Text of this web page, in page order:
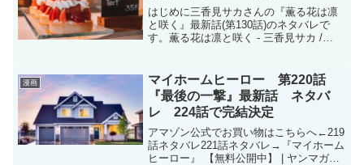
はじめに三香見サカさんの『薫る花は凛
と咲く』最新話(第130話)のネタバレで
す。薫る花は凛と咲く - 三香見サカ /
現在、コミックスは14巻まで発売中で
す...
漫画
マイホームヒーロー 第220話
『最後の一撃』最新話 ネタバ
レ 224話で完結決定
アマゾン公式でお買い物はこちらへ←219
話ネタバレ221話ネタバレ→『マイホーム
ヒーロー』 【無料公開中】 | ヤンマガ